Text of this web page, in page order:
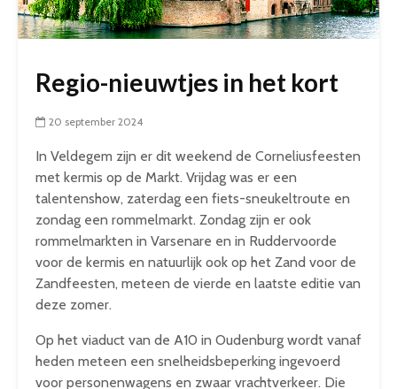
Regio-nieuwtjes in het kort
20 september 2024
In Veldegem zijn er dit weekend de Corneliusfeesten
met kermis op de Markt. Vrijdag was er een
talentenshow, zaterdag een fiets-sneukeltroute en
zondag een rommelmarkt. Zondag zijn er ook
rommelmarkten in Varsenare en in Ruddervoorde
voor de kermis en natuurlijk ook op het Zand voor de
Zandfeesten, meteen de vierde en laatste editie van
deze zomer.
Op het viaduct van de A10 in Oudenburg wordt vanaf
heden meteen een snelheidsbeperking ingevoerd
voor personenwagens en zwaar vrachtverkeer. Die